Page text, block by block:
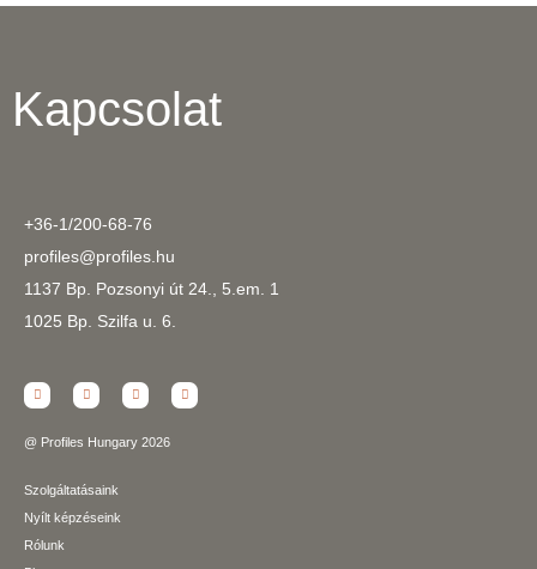
Kapcsolat
+36-1/200-68-76
profiles@profiles.hu
1137 Bp. Pozsonyi út 24., 5.em. 1
1025 Bp. Szilfa u. 6.
@ Profiles Hungary 2026
Szolgáltatásaink
Nyílt képzéseink
Rólunk